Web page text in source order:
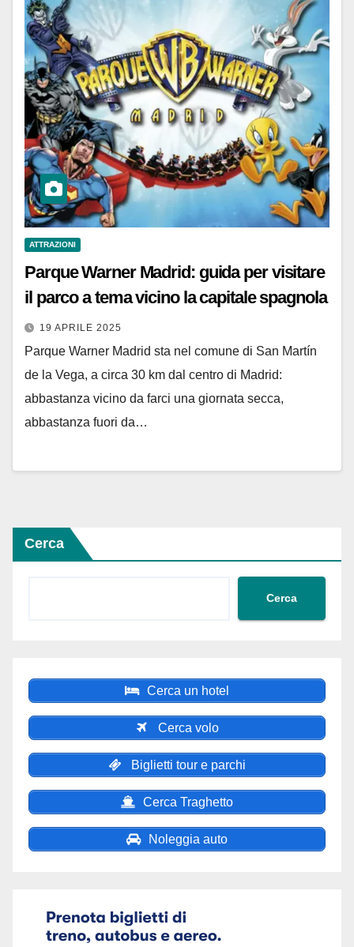
ATTRAZIONI
Parque Warner Madrid: guida per visitare
il parco a tema vicino la capitale spagnola
19 APRILE 2025
Parque Warner Madrid sta nel comune di San Martín
de la Vega, a circa 30 km dal centro di Madrid:
abbastanza vicino da farci una giornata secca,
abbastanza fuori da…
Cerca
Cerca
Cerca un hotel
Cerca volo
Biglietti tour e parchi
Cerca Traghetto
Noleggia auto